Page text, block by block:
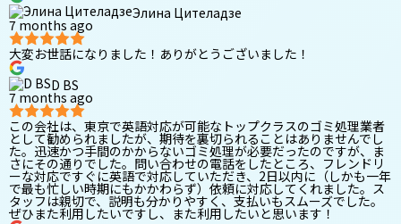
Элина Цителадзе
7 months ago
大変お世話になりました！ありがとうございました！
D BS
7 months ago
この会社は、東京で英語対応が可能なトップクラスのゴミ処理業者
として勧められましたが、期待を裏切られることはありませんでし
た。迅速かつ手間のかからないゴミ処理が必要だったのですが、ま
さにその通りでした。問い合わせの電話をしたところ、フレンドリ
ーな対応ですぐに英語で対応していただき、2日以内に（しかも一年
で最も忙しい時期にもかかわらず）依頼に対応してくれました。ス
タッフは親切で、説明も分かりやすく、支払いもスムーズでした。
ぜひまた利用したいですし、また利用したいと思います！